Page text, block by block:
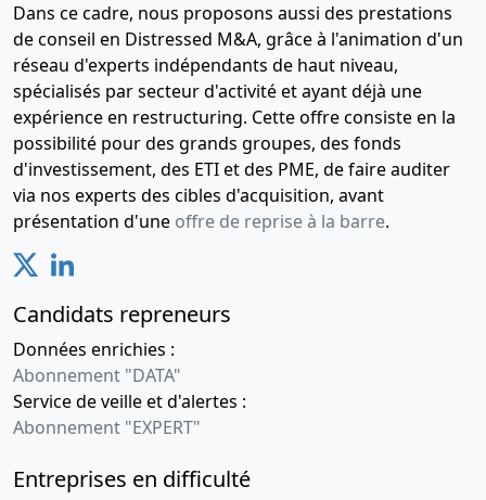
Dans ce cadre, nous proposons aussi des prestations
de conseil en Distressed M&A, grâce à l'animation d'un
réseau d'experts indépendants de haut niveau,
spécialisés par secteur d'activité et ayant déjà une
expérience en restructuring. Cette offre consiste en la
possibilité pour des grands groupes, des fonds
d'investissement, des ETI et des PME, de faire auditer
via nos experts des cibles d'acquisition, avant
présentation d'une offre de reprise à la barre.
Candidats repreneurs
Données enrichies :
Abonnement "DATA"
Service de veille et d'alertes :
Abonnement "EXPERT"
Entreprises en difficulté